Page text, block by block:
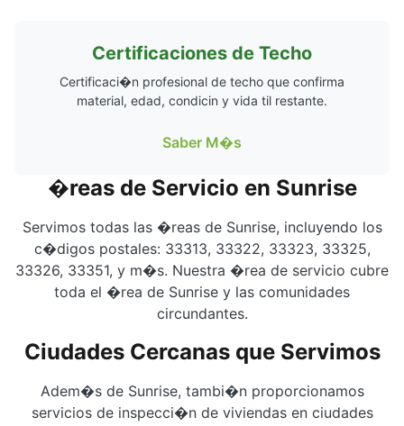
Certificaciones de Techo
Certificaci�n profesional de techo que confirma
material, edad, condicin y vida til restante.
Saber M�s
�reas de Servicio en Sunrise
Servimos todas las �reas de Sunrise, incluyendo los
c�digos postales: 33313, 33322, 33323, 33325,
33326, 33351, y m�s. Nuestra �rea de servicio cubre
toda el �rea de Sunrise y las comunidades
circundantes.
Ciudades Cercanas que Servimos
Adem�s de Sunrise, tambi�n proporcionamos
servicios de inspecci�n de viviendas en ciudades